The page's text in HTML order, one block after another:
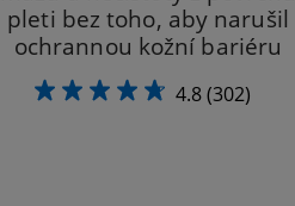
pleti bez toho, aby narušil
ochrannou kožní bariéru
4.8(302)